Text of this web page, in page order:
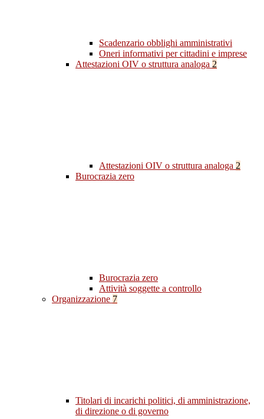
Scadenzario obblighi amministrativi
Oneri informativi per cittadini e imprese
Attestazioni OIV o struttura analoga 2
Attestazioni OIV o struttura analoga 2
Burocrazia zero
Burocrazia zero
Attività soggette a controllo
Organizzazione 7
Titolari di incarichi politici, di amministrazione,
di direzione o di governo